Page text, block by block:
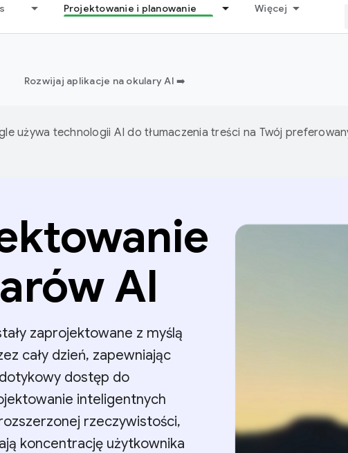
Projektowanie i planowanie Więcej
Rozwijaj aplikacje na okulary AI ➡️
używa technologii AI do tłumaczenia treści na Twój
AI
zaprojektowane z myślą
cały dzień, zapewniając
dostęp do
inteligentnych
rzeczywistości,
koncentrację użytkownika